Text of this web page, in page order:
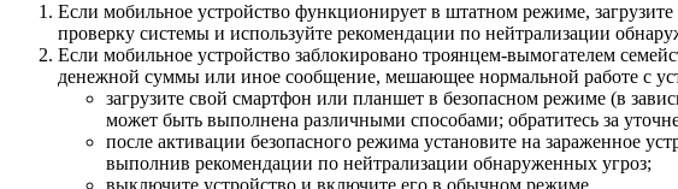
Если мобильное устройство функционирует в штатном режиме,
проверку системы и используйте рекомендации по нейтрализации
Если мобильное устройство заблокировано троянцем-вымогателем
денежной суммы или иное сообщение, мешающее нормальной работе с
загрузите свой смартфон или планшет в безопасном режиме (в
может быть выполнена различными способами; обратитесь за
после активации безопасного режима установите на зараженное
выполнив рекомендации по нейтрализации обнаруженных угроз;